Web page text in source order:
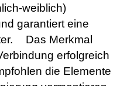
weiblich)
garantiert eine
Das Merkmal
erfolgreich
die Elemente